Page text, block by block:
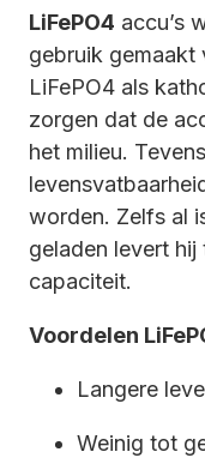
LiFePO4 accu’s
gebruik
LiFePO4 als
zorgen dat de
het milieu.
worden. Zelfs al
geladen levert
capaciteit.
Voordelen
Langere
Weinig tot